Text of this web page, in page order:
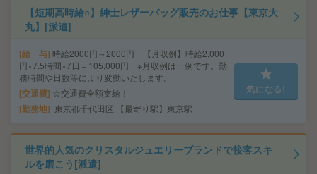
【短期高時給○】紳士レザーバッグ販売のお仕事【東京大
丸】[派遣]
給 与 時給2000円～2000円 【月収例】時給2,000
円×7.5時間×7日＝105,000円 ※月収例は一例です。勤
務時間や日数等により変動いたします。
交通費 ☆交通費全額支給！
勤務地 東京都千代田区 【最寄り駅】東京駅
気になる!
世界的人気のクリスタルジュエリーブランドで接客スキ
ルを磨こう[派遣]